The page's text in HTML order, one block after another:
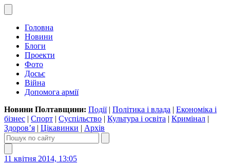
Головна
Новини
Блоги
Проекти
Фото
Досьє
Війна
Допомога армії
Новини Полтавщини: Події| Політика і влада | Економіка і
бізнес | Спорт | Суспільство | Культура і освіта | Кримінал |
Здоров’я | Цікавинки | Архів
11 квітня 2014, 13:05